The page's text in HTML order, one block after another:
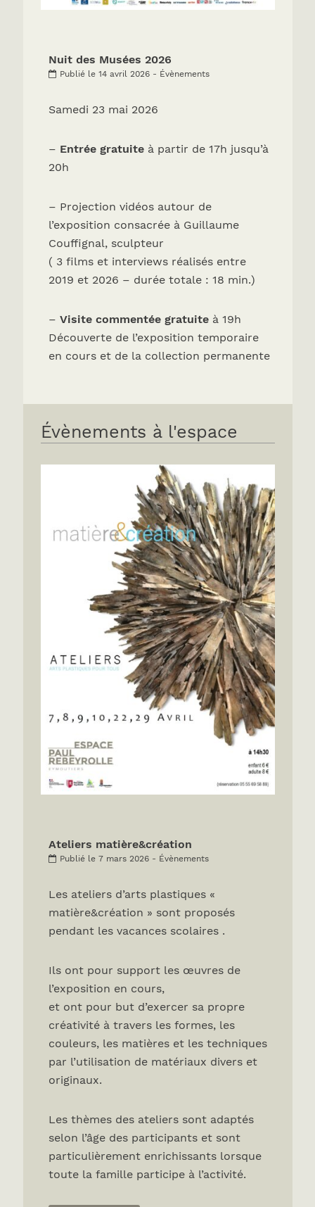
Nuit des Musées 2026
Publié le 14 avril 2026 - Évènements
Samedi 23 mai 2026
– Entrée gratuiteà partir de 17h jusqu’à
20h
– Projection vidéos autour de
l’exposition consacrée à Guillaume
Couffignal, sculpteur
( 3 films et interviews réalisés entre
2019 et 2026 – durée totale : 18 min.)
– Visite commentée gratuite à 19h
Découverte de l’exposition temporaire
en cours et de la collection permanente
Évènements à l'espace
Ateliers matière&création
Publié le 7 mars 2026 - Évènements
Les ateliers d’arts plastiques «
matière&création » sont proposés
pendant les vacances scolaires .
Ils ont pour support les œuvres de
l’exposition en cours,
et ont pour but d’exercer sa propre
créativité à travers les formes, les
couleurs, les matières et les techniques
par l’utilisation de matériaux divers et
originaux.
Les thèmes des ateliers sont adaptés
selon l’âge des participants et sont
particulièrement enrichissants lorsque
toute la famille participe à l’activité.